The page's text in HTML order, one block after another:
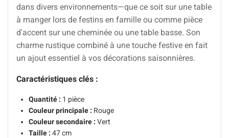
dans divers environnements—que ce soit sur une table
à manger lors de festins en famille ou comme pièce
d'accent sur une cheminée ou une table basse. Son
charme rustique combiné à une touche festive en fait
un ajout essentiel à vos décorations saisonnières.
Caractéristiques clés :
Quantité : 1 pièce
Couleur principale : Rouge
Couleur secondaire : Vert
Taille : 47 cm